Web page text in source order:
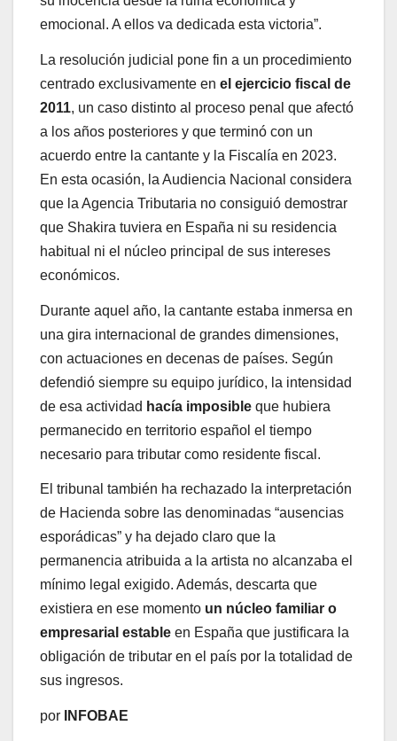
emocional. A ellos va dedicada esta victoria”.
La resolución judicial pone fin a un procedimiento
centrado exclusivamente en el ejercicio fiscal de
2011, un caso distinto al proceso penal que afectó
a los años posteriores y que terminó con un
acuerdo entre la cantante y la Fiscalía en 2023.
En esta ocasión, la Audiencia Nacional considera
que la Agencia Tributaria no consiguió demostrar
que Shakira tuviera en España ni su residencia
habitual ni el núcleo principal de sus intereses
económicos.
Durante aquel año, la cantante estaba inmersa en
una gira internacional de grandes dimensiones,
con actuaciones en decenas de países. Según
defendió siempre su equipo jurídico, la intensidad
de esa actividad hacía imposible que hubiera
permanecido en territorio español el tiempo
necesario para tributar como residente fiscal.
El tribunal también ha rechazado la interpretación
de Hacienda sobre las denominadas “ausencias
esporádicas” y ha dejado claro que la
permanencia atribuida a la artista no alcanzaba el
mínimo legal exigido. Además, descarta que
existiera en ese momento un núcleo familiar o
empresarial estable en España que justificara la
obligación de tributar en el país por la totalidad de
sus ingresos.
por INFOBAE